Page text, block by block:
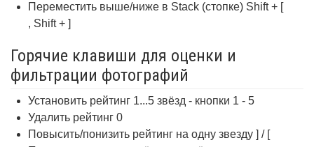
Переместить выше/ниже в Stack (стопке) Shift + [
, Shift + ]
Горячие клавиши для оценки и
фильтрации фотографий
Установить рейтинг 1...5 звёзд - кнопки 1 - 5
Удалить рейтинг 0
Повысить/понизить рейтинг на одну звезду ] / [